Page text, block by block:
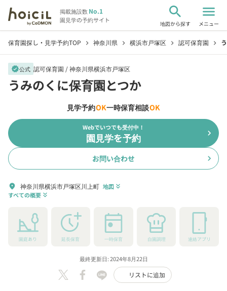
掲載施設数No.1
園見学の予約サイト
search
地図から探す
menu
メニュー
保育園探し・見学予約TOP chevron_right 神奈川県 chevron_right 横浜市戸塚区 chevron_right 認可保育園 chevron_right
verified公式 認可保育園 /神奈川県横浜市戸塚区
うみのくに保育園とつか
見学予約OK一時保育相談OK
Webでいつでも受付中！
園見学を予約 chevron_right
お問い合わせ chevron_right
location_on 神奈川県横浜市戸塚区川上町 地図 keyboard_double_arrow_down
すべての概要 keyboard_double_arrow_down
園庭あり 延長保育 一時保育 自園調理 連絡アプリ
最終更新日: 2024年8月22日
リストに追加